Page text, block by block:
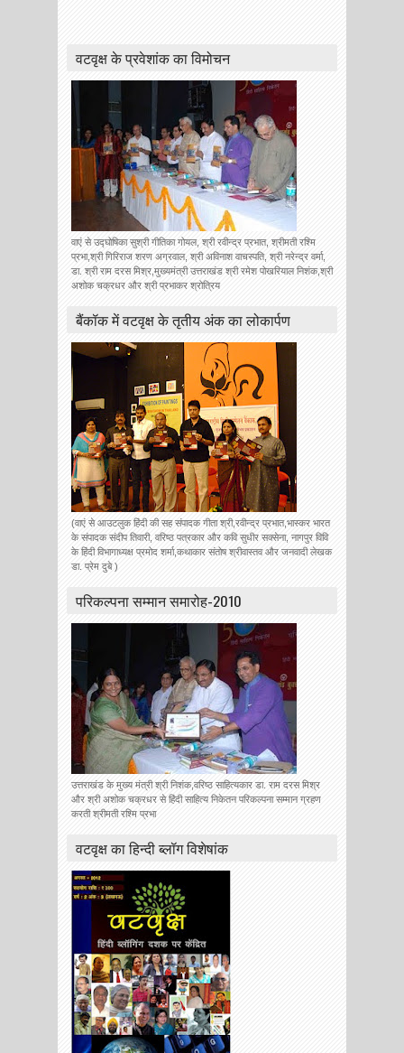
वटवृक्ष के प्रवेशांक का विमोचन
वाएं से उद्घोषिका सुश्री गीतिका गोयल, श्री रवीन्द्र प्रभात, श्रीमती रश्मि
प्रभा,श्री गिरिराज शरण अग्रवाल, श्री अविनाश वाचस्पति, श्री नरेन्द्र वर्मा,
डा. श्री राम दरस मिश्र,मुख्यमंत्री उत्तराखंड श्री रमेश पोखरियाल निशंक,श्री
अशोक चक्रधर और श्री प्रभाकर श्रोत्रिय
बैंकॉक में वटवृक्ष के तृतीय अंक का लोकार्पण
(वाएं से आउटलुक हिंदी की सह संपादक गीता श्री,रवीन्द्र प्रभात,भास्कर भारत
के संपादक संदीप तिवारी, वरिष्ठ पत्रकार और कवि सुधीर सक्सेना, नागपुर विवि
के हिंदी विभागाध्यक्ष प्रमोद शर्मा,कथाकार संतोष श्रीवास्तव और जनवादी लेखक
डा. प्रेम दुबे )
परिकल्पना सम्मान समारोह-2010
उत्तराखंड के मुख्य मंत्री श्री निशंक,वरिष्ठ साहित्यकार डा. राम दरस मिश्र
और श्री अशोक चक्रधर से हिंदी साहित्य निकेतन परिकल्पना सम्मान ग्रहण
करती श्रीमती रश्मि प्रभा
वटवृक्ष का हिन्दी ब्लॉग विशेषांक